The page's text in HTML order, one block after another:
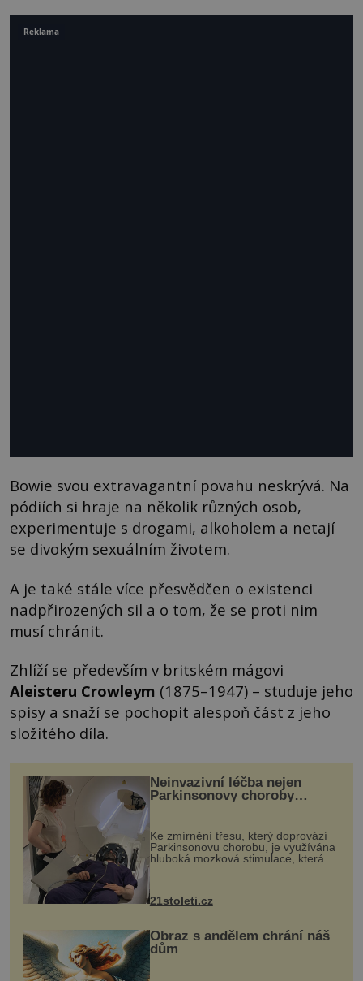
Bowie svou extravagantní povahu neskrývá. Na
pódiích si hraje na několik různých osob,
experimentuje s drogami, alkoholem a netají
se divokým sexuálním životem.
A je také stále více přesvědčen o existenci
nadpřirozených sil a o tom, že se proti nim
musí chránit.
Zhlíží se především v britském mágovi
Aleisteru Crowleym (1875–1947) – studuje jeho
spisy a snaží se pochopit alespoň část z jeho
složitého díla.
Neinvazivní léčba nejen
Parkinsonovy choroby
Ke zmírnění třesu, který doprovází
Parkinsonovu chorobu, je využívána
hluboká mozková stimulace, která
však vyžaduje vysoce invazivní
k dostatečně přesnému zacílení ...
21stoleti.cz
Obraz s andělem chrání náš
dům
Reklama